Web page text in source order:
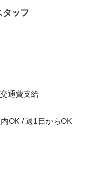
タッフ
通費支給
OK / 週1日からOK